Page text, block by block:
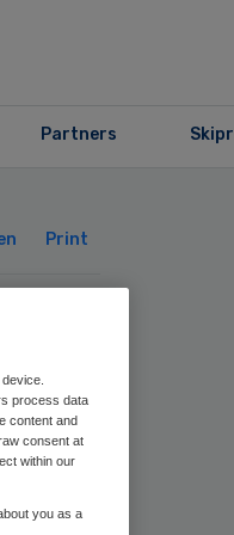
Partners Skipr
Print
process data
content and
consent at
within our
you as a